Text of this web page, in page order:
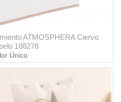
ATMOSPHERA Ciervo
188278
Único